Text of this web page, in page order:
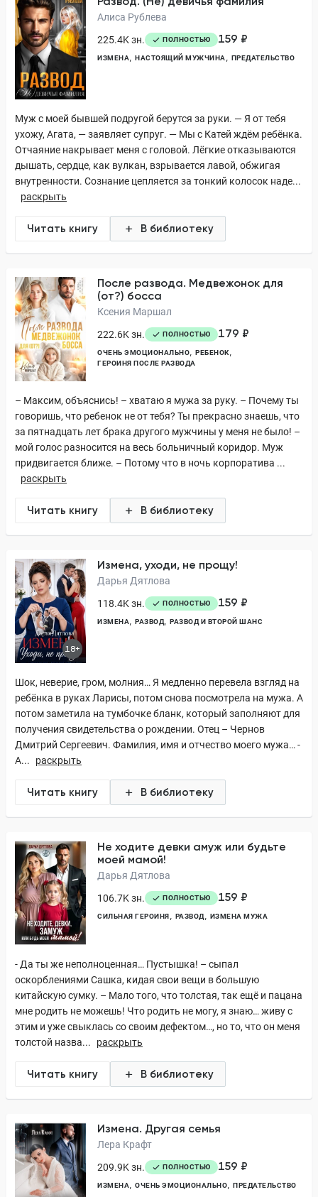
Алиса Рублева
225.4K зн.
ПОЛНОСТЬЮ 159 ₽
ИЗМЕНА НАСТОЯЩИЙ МУЖЧИНА ПРЕДАТЕЛЬСТВО
Муж с моей бывшей подругой берутся за руки. — Я от тебя
ухожу, Агата, — заявляет супруг. — Мы с Катей ждём ребёнка.
Отчаяние накрывает меня с головой. Лёгкие отказываются
дышать, сердце, как вулкан, взрывается лавой, обжигая
внутренности. Сознание цепляется за тонкий колосок наде...
раскрыть
Читать книгу В библиотеку
После развода. Медвежонок для
(от?) босса
Ксения Маршал
222.6K зн.
ПОЛНОСТЬЮ 179 ₽
ОЧЕНЬ ЭМОЦИОНАЛЬНО
РЕБЕНОК
ГЕРОИНЯ ПОСЛЕ РАЗВОДА
– Максим, объяснись! – хватаю я мужа за руку. – Почему ты
говоришь, что ребенок не от тебя? Ты прекрасно знаешь, что
за пятнадцать лет брака другого мужчины у меня не было! –
мой голос разносится на весь больничный коридор. Муж
придвигается ближе. – Потому что в ночь корпоратива ...
раскрыть
Читать книгу В библиотеку
18+
Измена, уходи, не прощу!
Дарья Дятлова
118.4K зн.
ПОЛНОСТЬЮ 159 ₽
ИЗМЕНА РАЗВОД РАЗВОД И ВТОРОЙ ШАНС
Шок, неверие, гром, молния… Я медленно перевела взгляд на
ребёнка в руках Ларисы, потом снова посмотрела на мужа. А
потом заметила на тумбочке бланк, который заполняют для
получения свидетельства о рождении. Отец – Чернов
Дмитрий Сергеевич. Фамилия, имя и отчество моего мужа… -
А...
раскрыть
Читать книгу В библиотеку
Не ходите девки амуж или будьте
моей мамой!
Дарья Дятлова
106.7K зн.
ПОЛНОСТЬЮ 159 ₽
СИЛЬНАЯ ГЕРОИНЯ РАЗВОД ИЗМЕНА МУЖА
- Да ты же неполноценная… Пустышка! – сыпал
оскорблениями Сашка, кидая свои вещи в большую
китайскую сумку. – Мало того, что толстая, так ещё и пацана
мне родить не можешь! Что родить не могу, я знаю… живу с
этим и уже свыклась со своим дефектом…, но то, что он меня
толстой назва...
раскрыть
Читать книгу В библиотеку
Измена. Другая семья
Лера Крафт
209.9K зн.
ПОЛНОСТЬЮ 159 ₽
ИЗМЕНА ОЧЕНЬ ЭМОЦИОНАЛЬНО ПРЕДАТЕЛЬСТВО